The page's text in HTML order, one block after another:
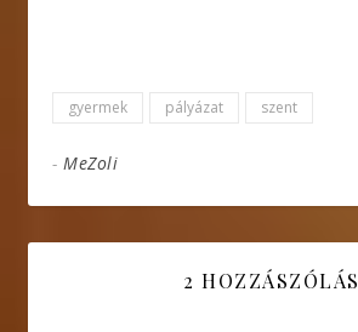
gyermek pályázat szent
- MeZoli
2 HOZZÁSZÓLÁS